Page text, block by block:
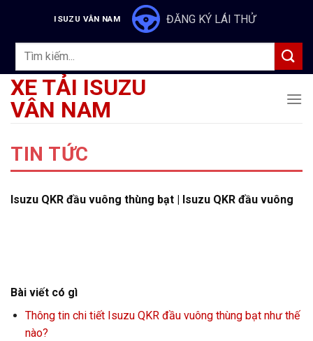
content
ISUZU VÂN NAM ĐĂNG KÝ LÁI THỬ
Tìm
XE TẢI ISUZU
VÂN NAM
TIN TỨC
Isuzu QKR đầu vuông thùng bạt | Isuzu QKR đầu vuông
Bài viết có gì
Thông tin chi tiết Isuzu QKR đầu vuông thùng bạt như thế
nào?